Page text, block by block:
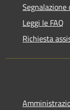
Segnalazione
Leggi le FAQ
Richiesta